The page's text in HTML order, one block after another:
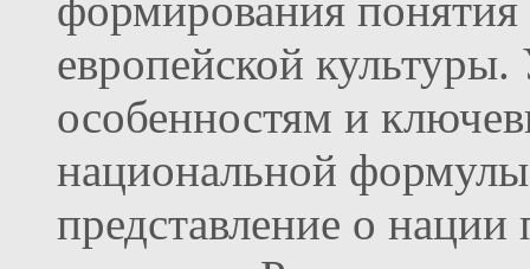
европейской
особенностям и
национальной
представление о